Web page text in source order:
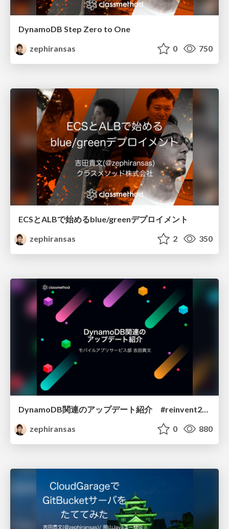
DynamoDB Step Zero to One
zephiransas
0 750
ECSとALBで始めるblue/greenデプロイメント
zephiransas
2 350
DynamoDB関連のアップデート紹介 #reinvent2018
zephiransas
0 880